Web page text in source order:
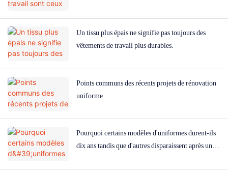
Un tissu plus épais ne signifie pas toujours des
vêtements de travail plus durables.
Points communs des récents projets de rénovation
uniforme
Pourquoi certains modèles d'uniformes durent-ils
dix ans tandis que d'autres disparaissent après un an